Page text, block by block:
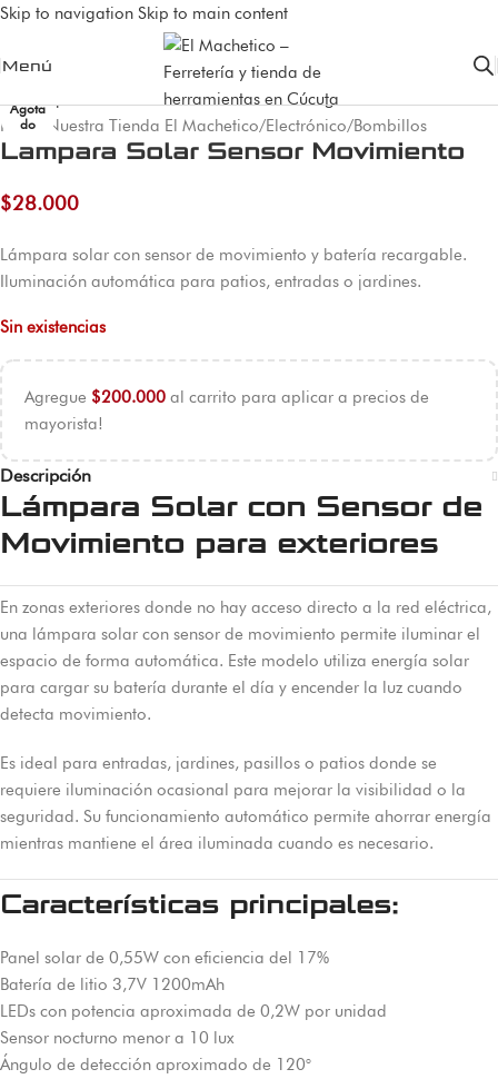
Skip to navigation Skip to main content
Menú
Agota
do
Inicio Nuestra Tienda El Machetico/Electrónico/Bombillos
Lampara Solar Sensor Movimiento
$28.000
Lámpara solar con sensor de movimiento y batería recargable.
Iluminación automática para patios, entradas o jardines.
Sin existencias
Agregue $200.000 al carrito para aplicar a precios de
mayorista!
Descripción
Lámpara Solar con Sensor de
Movimiento para exteriores
En zonas exteriores donde no hay acceso directo a la red eléctrica,
una lámpara solar con sensor de movimiento permite iluminar el
espacio de forma automática. Este modelo utiliza energía solar
para cargar su batería durante el día y encender la luz cuando
detecta movimiento.
Es ideal para entradas, jardines, pasillos o patios donde se
requiere iluminación ocasional para mejorar la visibilidad o la
seguridad. Su funcionamiento automático permite ahorrar energía
mientras mantiene el área iluminada cuando es necesario.
Características principales:
Panel solar de 0,55W con eficiencia del 17%
Batería de litio 3,7V 1200mAh
LEDs con potencia aproximada de 0,2W por unidad
Sensor nocturno menor a 10 lux
Ángulo de detección aproximado de 120°